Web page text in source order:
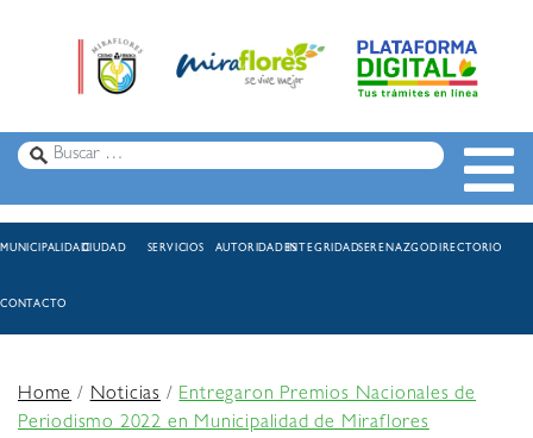
MUNICIPALIDADCIUDAD SERVICIOS AUTORIDADESINTEGRIDADSERENAZGODIRECTORIO
CONTACTO
Home/Noticias /Entregaron Premios Nacionales de
Periodismo 2022 en Municipalidad de Miraflores